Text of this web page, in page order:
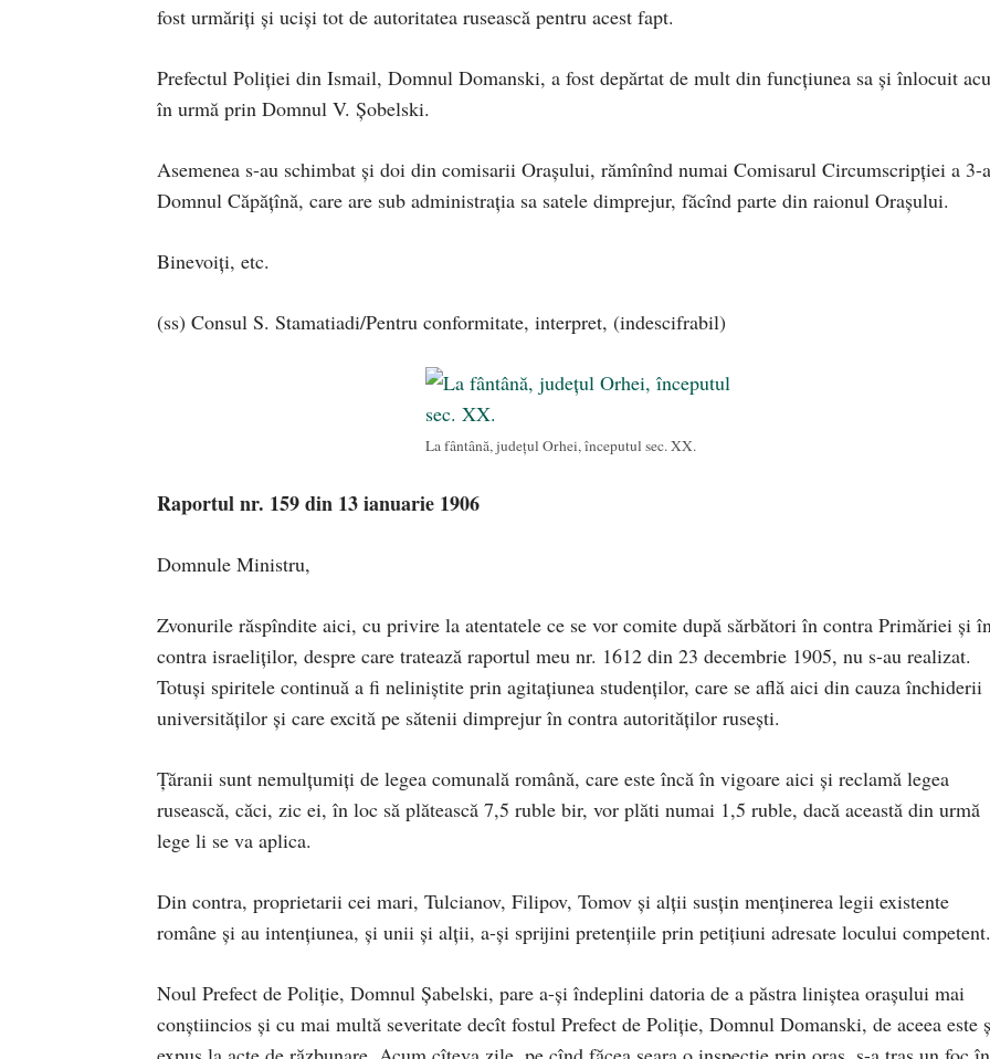
fost urmăriţi şi ucişi tot de autoritatea rusească pentru acest fapt.
Prefectul Poliţiei din Ismail, Domnul Domanski, a fost depărtat de mult din funcţiunea sa şi înlocuit
în urmă prin Domnul V. Şobelski.
Asemenea s-au schimbat şi doi din comisarii Oraşului, rămînînd numai Comisarul Circumscripţiei a 3-
Domnul Căpăţînă, care are sub administraţia sa satele dimprejur, făcînd parte din raionul Oraşului.
Binevoiţi, etc.
(ss) Consul S. Stamatiadi/Pentru conformitate, interpret, (indescifrabil)
La fântână, județul Orhei, începutul sec. XX.
Raportul nr. 159 din 13 ianuarie 1906
Domnule Ministru,
Zvonurile răspîndite aici, cu privire la atentatele ce se vor comite după sărbători în contra Primăriei şi
contra israeliţilor, despre care tratează raportul meu nr. 1612 din 23 decembrie 1905, nu s-au realizat.
Totuşi spiritele continuă a fi neliniştite prin agitaţiunea studenţilor, care se află aici din cauza închiderii
universităţilor şi care excită pe sătenii dimprejur în contra autorităţilor ruseşti.
Ţăranii sunt nemulţumiţi de legea comunală română, care este încă în vigoare aici şi reclamă legea
rusească, căci, zic ei, în loc să plătească 7,5 ruble bir, vor plăti numai 1,5 ruble, dacă această din urmă
lege li se va aplica.
Din contra, proprietarii cei mari, Tulcianov, Filipov, Tomov şi alţii susţin menţinerea legii existente
române şi au intenţiunea, şi unii şi alţii, a-şi sprijini pretenţiile prin petiţiuni adresate locului competent.
Noul Prefect de Poliţie, Domnul Şabelski, pare a-şi îndeplini datoria de a păstra liniştea oraşului mai
conştiincios şi cu mai multă severitate decît fostul Prefect de Poliţie, Domnul Domanski, de aceea este